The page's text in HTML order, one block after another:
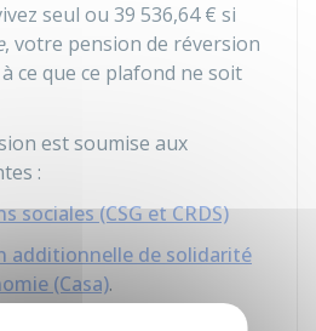
seul ou 39 536,64 € si
, votre pension de réversion
ce que ce plafond ne soit
est soumise aux
:
sociales (CSG et CRDS)
additionnelle de solidarité
(Casa).